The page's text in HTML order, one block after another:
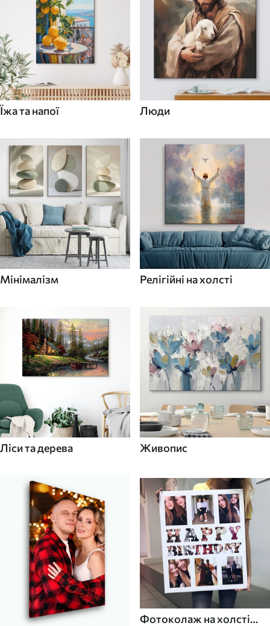
Їжа та напої Люди
Мінімалізм Релігійні на холсті
Ліси та дерева Живопис
Фотоколаж на холсті